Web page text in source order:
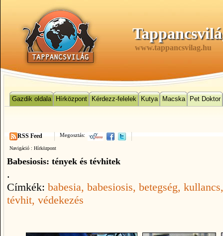
www.tappancsvilag.hu
Gazdik oldala Hírközpont Kérdezz-felelek Kutya Macska Pet Doktor
Megosztás:
RSS Feed
Navigáció : Hírközpont
Babesiosis: tények és tévhitek
.
Címkék: babesia, babesiosis, betegség, kullancs
tévhit, védekezés